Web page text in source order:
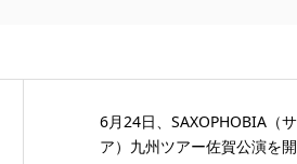
6月24日、SAXOPHOBIA（
ア）九州ツアー佐賀公演を